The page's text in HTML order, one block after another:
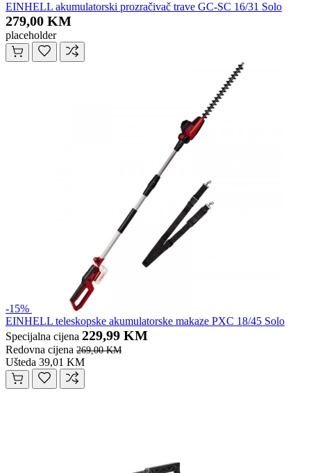
EINHELL akumulatorski prozračivač trave GC-SC 16/31 Solo
279,00 KM
placeholder
-15%
EINHELL teleskopske akumulatorske makaze PXC 18/45 Solo
Specijalna cijena 229,99 KM
Redovna cijena 269,00 KM
Ušteda 39,01 KM